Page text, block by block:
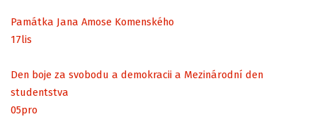
Památka Jana Amose Komenského
17lis
Den boje za svobodu a demokracii a Mezinárodní den
studentstva
05pro